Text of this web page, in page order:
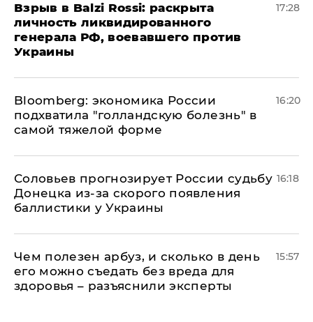
​Взрыв в Balzi Rossi: раскрыта
личность ликвидированного
генерала РФ, воевавшего против
Украины
17:28
Bloomberg: экономика России
подхватила "голландскую болезнь" в
самой тяжелой форме
16:20
Соловьев прогнозирует России судьбу
Донецка из-за скорого появления
баллистики у Украины
16:18
Чем полезен арбуз, и сколько в день
его можно съедать без вреда для
здоровья – разъяснили эксперты
15:57